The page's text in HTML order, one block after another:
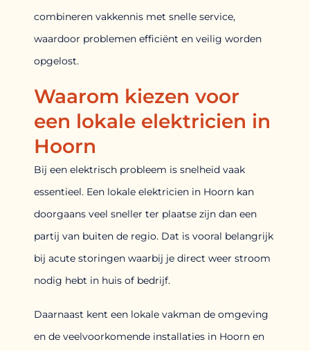
combineren vakkennis met snelle service,
waardoor problemen efficiënt en veilig worden
opgelost.
Waarom kiezen voor
een lokale elektricien in
Hoorn
Bij een elektrisch probleem is snelheid vaak
essentieel. Een lokale elektricien in Hoorn kan
doorgaans veel sneller ter plaatse zijn dan een
partij van buiten de regio. Dat is vooral belangrijk
bij acute storingen waarbij je direct weer stroom
nodig hebt in huis of bedrijf.
Daarnaast kent een lokale vakman de omgeving
en de veelvoorkomende installaties in Hoorn en